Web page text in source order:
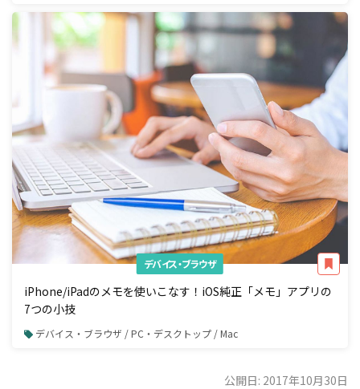
デバイス・ブラウザ
iPhone/iPadのメモを使いこなす！iOS純正「メモ」アプリの
7つの小技
デバイス・ブラウザ / PC・デスクトップ / Mac
公開日: 2017年10月30日